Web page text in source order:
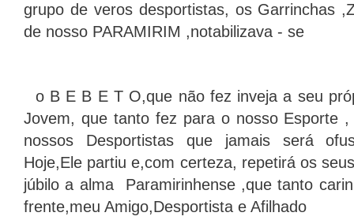
grupo de veros desportistas, os Garrinchas
de nosso PARAMIRIM ,notabilizava - se
o B E B E T O,que não fez inveja a seu
Jovem, que tanto fez para o nosso Esporte
nossos Desportistas que jamais será
Hoje,Ele partiu e,com certeza, repetirá os
júbilo a alma Paramirinhense ,que tanto
frente,meu Amigo,Desportista e Afilhado